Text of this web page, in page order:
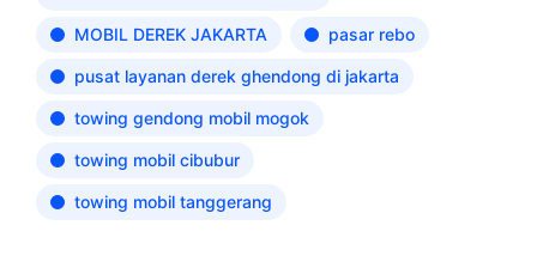
MOBIL DEREK JAKARTA pasar rebo
pusat layanan derek ghendong di jakarta
towing gendong mobil mogok
towing mobil cibubur
towing mobil tanggerang